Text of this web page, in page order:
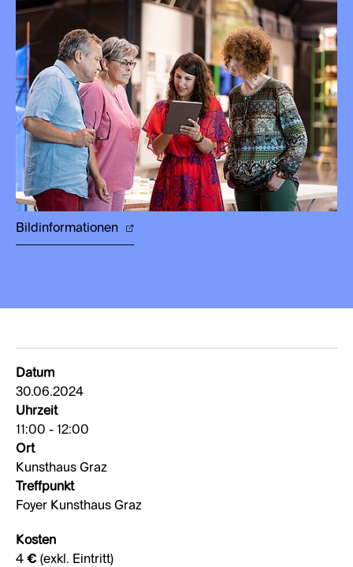
Bildinformationen
Datum
30.06.2024
Uhrzeit
11:00 - 12:00
Ort
Kunsthaus Graz
Treffpunkt
Foyer Kunsthaus Graz
Kosten
4 € (exkl. Eintritt)